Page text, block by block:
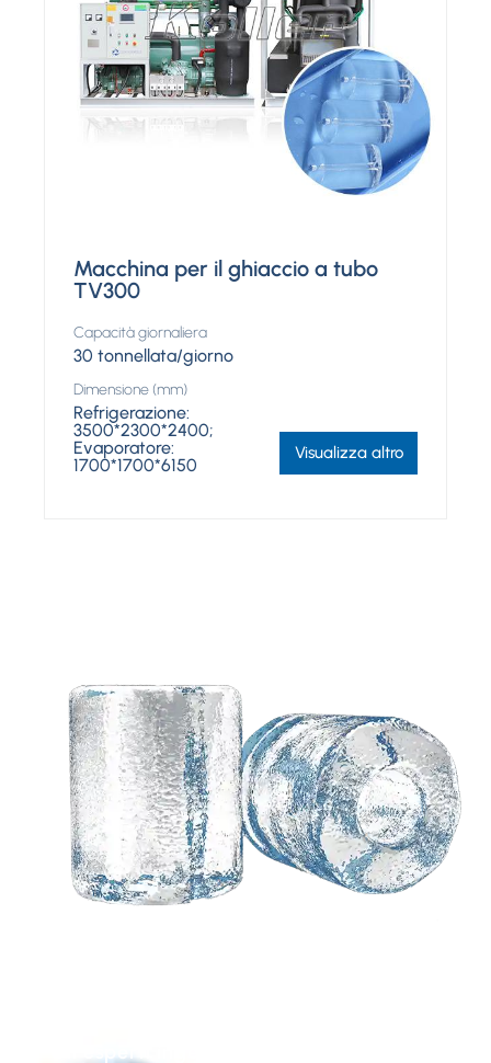
Macchina per il ghiaccio a tubo
TV300
Capacità giornaliera
30 tonnellata/giorno
Dimensione (mm)
Refrigerazione:
3500*2300*2400;
Evaporatore:
1700*1700*6150
Visualizza altro
Hai bisogno di una
Gli esperti ingegneri di Koller sono a tua